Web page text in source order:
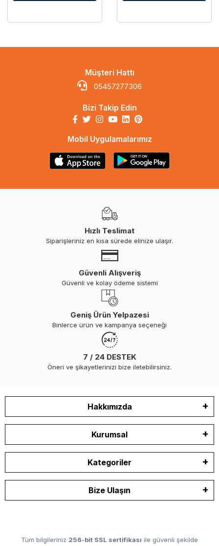
Müşteri Hattı
05457277306
Bizi Takip Edin
Mobil Uygulamalarımız
Hızlı Teslimat
Siparişleriniz en kısa sürede elinize ulaşır.
Güvenli Alışveriş
Güvenli ve kolay ödeme sistemi
Geniş Ürün Yelpazesi
Binlerce ürün ve kampanya seçeneği
7 / 24 DESTEK
Öneri ve şikayetlerinizi bize iletebilirsiniz.
Hakkımızda
Kurumsal
Kategoriler
Bize Ulaşın
Tüm bilgileriniz 256-bit SSL sertifikası ile güvenli şekilde